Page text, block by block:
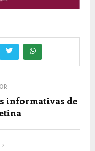
informativas de